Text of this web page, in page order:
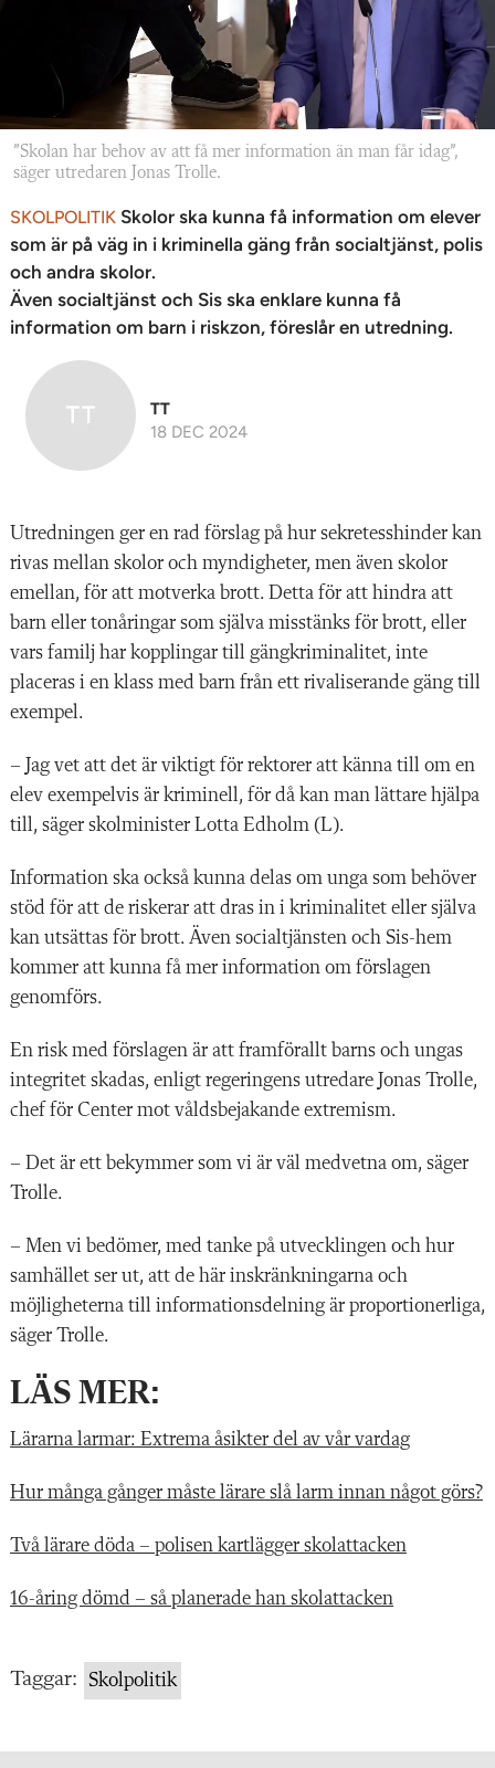
”Skolan har behov av att få mer information än man får idag”,
säger utredaren Jonas Trolle.
SKOLPOLITIK Skolor ska kunna få information om elever
som är på väg in i kriminella gäng från socialtjänst, polis
och andra skolor.
Även socialtjänst och Sis ska enklare kunna få
information om barn i riskzon, föreslår en utredning.
TT
18 DEC 2024
Utredningen ger en rad förslag på hur sekretesshinder kan
rivas mellan skolor och myndigheter, men även skolor
emellan, för att motverka brott. Detta för att hindra att
barn eller tonåringar som själva misstänks för brott, eller
vars familj har kopplingar till gängkriminalitet, inte
placeras i en klass med barn från ett rivaliserande gäng till
exempel.
– Jag vet att det är viktigt för rektorer att känna till om en
elev exempelvis är kriminell, för då kan man lättare hjälpa
till, säger skolminister Lotta Edholm (L).
Information ska också kunna delas om unga som behöver
stöd för att de riskerar att dras in i kriminalitet eller själva
kan utsättas för brott. Även socialtjänsten och Sis-hem
kommer att kunna få mer information om förslagen
genomförs.
En risk med förslagen är att framförallt barns och ungas
integritet skadas, enligt regeringens utredare Jonas Trolle,
chef för Center mot våldsbejakande extremism.
– Det är ett bekymmer som vi är väl medvetna om, säger
Trolle.
– Men vi bedömer, med tanke på utvecklingen och hur
samhället ser ut, att de här inskränkningarna och
möjligheterna till informationsdelning är proportionerliga,
säger Trolle.
LÄS MER:
Lärarna larmar: Extrema åsikter del av vår vardag
Hur många gånger måste lärare slå larm innan något görs?
Två lärare döda – polisen kartlägger skolattacken
16-åring dömd – så planerade han skolattacken
Taggar: Skolpolitik